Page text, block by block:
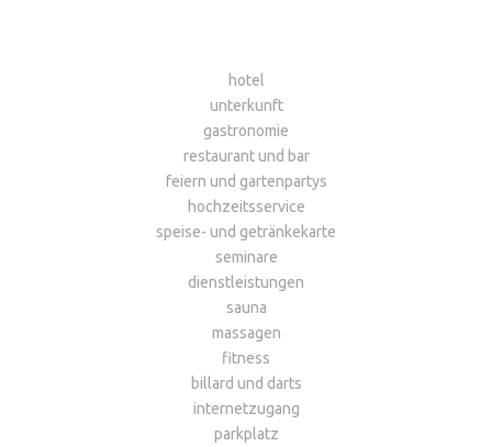
hotel
unterkunft
gastronomie
restaurant und bar
feiern und gartenpartys
hochzeitsservice
speise- und getränkekarte
seminare
dienstleistungen
sauna
massagen
fitness
billard und darts
internetzugang
parkplatz